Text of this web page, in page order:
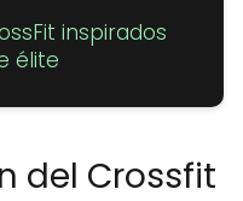
inspirados
élite
del Crossfit